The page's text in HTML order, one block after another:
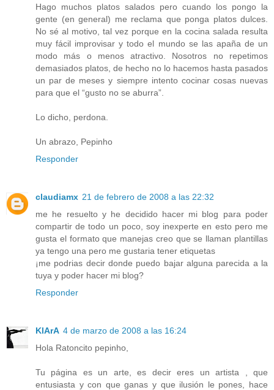
Hago muchos platos salados pero cuando los pongo la
gente (en general) me reclama que ponga platos dulces.
No sé al motivo, tal vez porque en la cocina salada resulta
muy fácil improvisar y todo el mundo se las apaña de un
modo más o menos atractivo. Nosotros no repetimos
demasiados platos, de hecho no lo hacemos hasta pasados
un par de meses y siempre intento cocinar cosas nuevas
para que el “gusto no se aburra”.
Lo dicho, perdona.
Un abrazo, Pepinho
Responder
claudiamx 21 de febrero de 2008 a las 22:32
me he resuelto y he decidido hacer mi blog para poder
compartir de todo un poco, soy inexperte en esto pero me
gusta el formato que manejas creo que se llaman plantillas
ya tengo una pero me gustaria tener etiquetas
¡me podrias decir donde puedo bajar alguna parecida a la
tuya y poder hacer mi blog?
Responder
KlArA 4 de marzo de 2008 a las 16:24
Hola Ratoncito pepinho,
Tu página es un arte, es decir eres un artista , que
entusiasta y con que ganas y que ilusión le pones, hace